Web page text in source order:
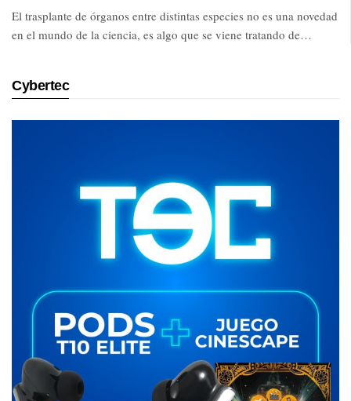
El trasplante de órganos entre distintas especies no es una novedad
en el mundo de la ciencia, es algo que se viene tratando de…
Cybertec